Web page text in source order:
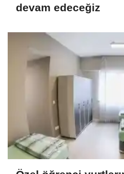
devam edeceğiz